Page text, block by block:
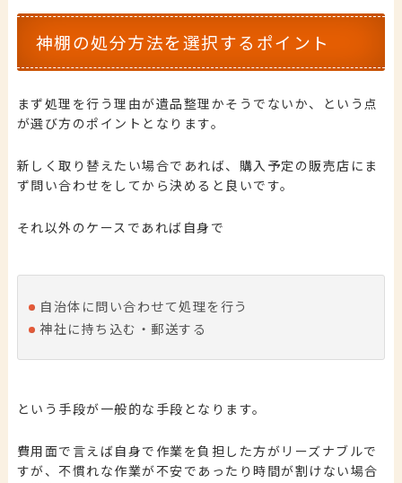
神棚の処分方法を選択するポイント
まず処理を行う理由が遺品整理かそうでないか、という点
が選び方のポイントとなります。
新しく取り替えたい場合であれば、購入予定の販売店にま
ず問い合わせをしてから決めると良いです。
それ以外のケースであれば自身で
自治体に問い合わせて処理を行う
神社に持ち込む・郵送する
という手段が一般的な手段となります。
費用面で言えば自身で作業を負担した方がリーズナブルで
すが、不慣れな作業が不安であったり時間が割けない場合